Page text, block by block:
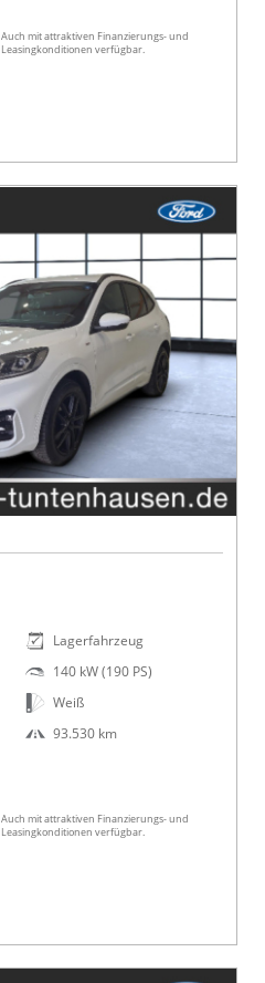
Auch mit attraktiven Finanzierungs- und
Leasingkonditionen verfügbar.
Lagerfahrzeug
140 kW (190 PS)
Weiß
93.530 km
Auch mit attraktiven Finanzierungs- und
Leasingkonditionen verfügbar.